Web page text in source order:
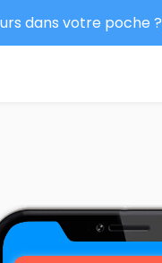
dans votre poche ?